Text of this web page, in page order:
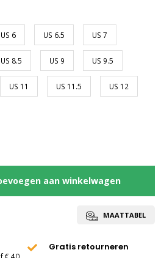
US 6 US 6.5 US 7
US 8.5 US 9 US 9.5
US 11 US 11.5 US 12
aan winkelwagen
MAATTABEL
Gratis retourneren